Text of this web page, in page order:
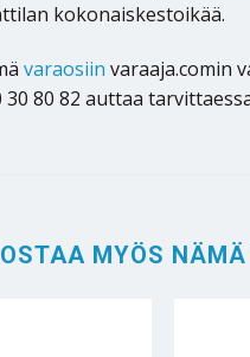
kokonaiskestoikää.
varaosiin varaaja.comin
80 82 auttaa
MYÖS